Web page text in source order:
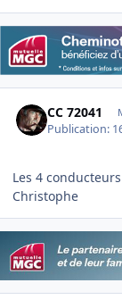
CC 72041
Publication:
Les 4
Christophe